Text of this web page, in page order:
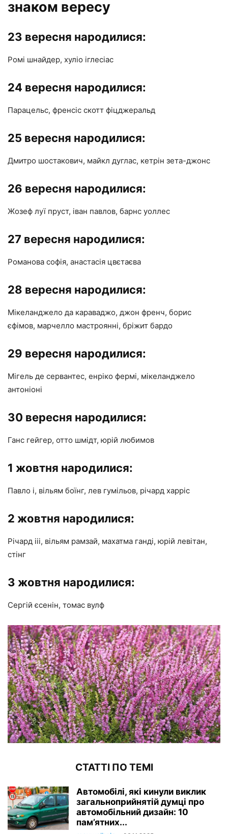
знаком вересу
23 вересня народилися:
Ромі шнайдер, хуліо іглесіас
24 вересня народилися:
Парацельс, френсіс скотт фіцджеральд
25 вересня народилися:
Дмитро шостакович, майкл дуглас, кетрін зета-джонс
26 вересня народилися:
Жозеф луї пруст, іван павлов, барнс уоллес
27 вересня народилися:
Романова софія, анастасія цвєтаєва
28 вересня народилися:
Мікеланджело да караваджо, джон френч, борис
єфімов, марчелло мастроянні, бріжит бардо
29 вересня народилися:
Мігель де сервантес, енріко фермі, мікеланджело
антоніоні
30 вересня народилися:
Ганс гейгер, отто шмідт, юрій любимов
1 жовтня народилися:
Павло i, вільям боїнг, лев гумільов, річард харріс
2 жовтня народилися:
Річард iii, вільям рамзай, махатма ганді, юрій левітан,
стінг
3 жовтня народилися:
Сергій єсенін, томас вулф
СТАТТІ ПО ТЕМІ
Автомобілі, які кинули виклик
загальноприйнятій думці про
автомобільний дизайн: 10
пам’ятних...